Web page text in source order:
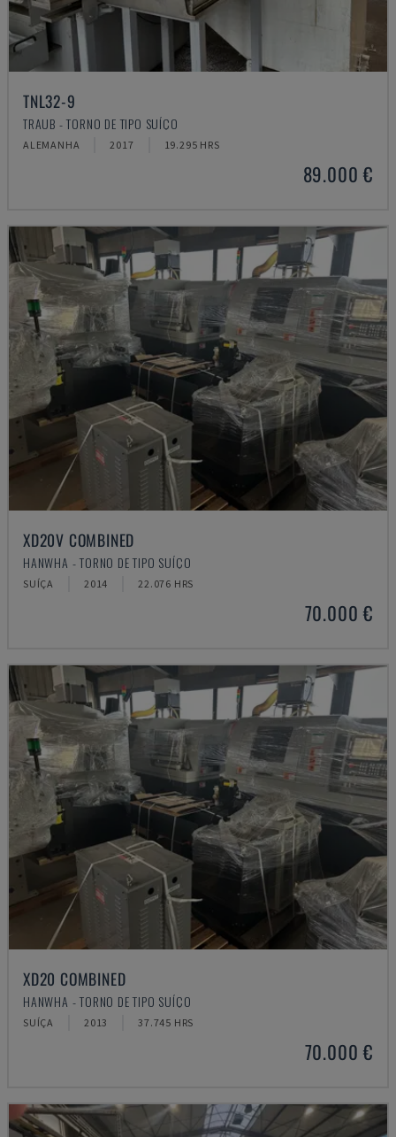
TNL32-9
TRAUB - TORNO DE TIPO SUÍÇO
ALEMANHA 2017 19.295 HRS
89.000 €
XD20V COMBINED
HANWHA - TORNO DE TIPO SUÍÇO
SUÍÇA 2014 22.076 HRS
70.000 €
XD20 COMBINED
HANWHA - TORNO DE TIPO SUÍÇO
SUÍÇA 2013 37.745 HRS
70.000 €